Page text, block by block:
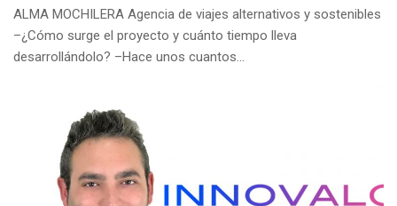
ALMA MOCHILERA Agencia de viajes alternativos y sostenibles
–¿Cómo surge el proyecto y cuánto tiempo lleva
desarrollándolo? –Hace unos cuantos...